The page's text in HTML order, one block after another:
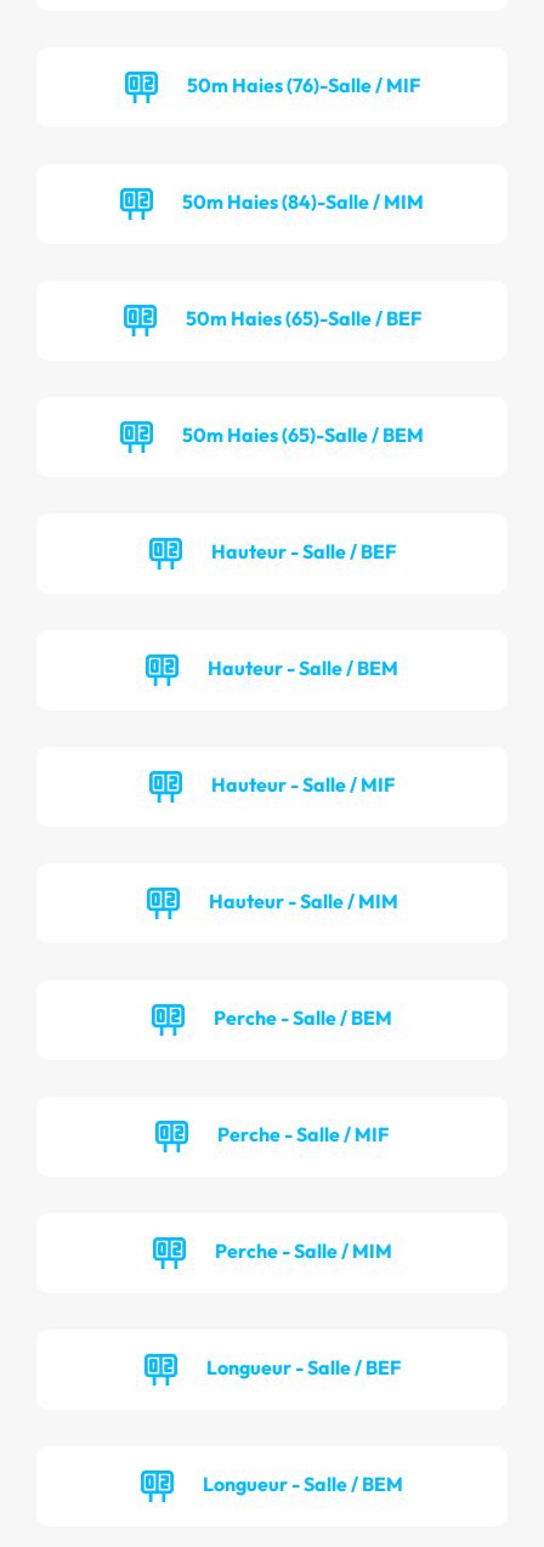
50m Haies (76)-Salle / MIF
50m Haies (84)-Salle / MIM
50m Haies (65)-Salle / BEF
50m Haies (65)-Salle / BEM
Hauteur - Salle / BEF
Hauteur - Salle / BEM
Hauteur - Salle / MIF
Hauteur - Salle / MIM
Perche - Salle / BEM
Perche - Salle / MIF
Perche - Salle / MIM
Longueur - Salle / BEF
Longueur - Salle / BEM